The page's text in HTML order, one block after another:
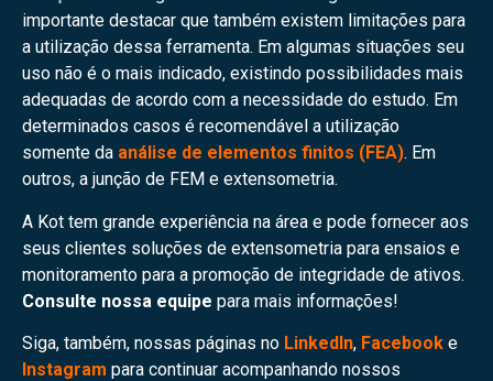
importante destacar que também existem limitações para
a utilização dessa ferramenta. Em algumas situações seu
uso não é o mais indicado, existindo possibilidades mais
adequadas de acordo com a necessidade do estudo. Em
determinados casos é recomendável a utilização
somente da análise de elementos finitos (FEA). Em
outros, a junção de FEM e extensometria.
A Kot tem grande experiência na área e pode fornecer aos
seus clientes soluções de extensometria para ensaios e
monitoramento para a promoção de integridade de ativos.
Consulte nossa equipe para mais informações!
Siga, também, nossas páginas no LinkedIn, Facebook e
Instagram para continuar acompanhando nossos